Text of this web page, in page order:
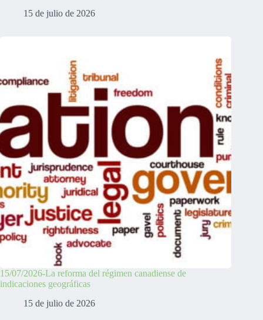
15 de julio de 2026
15/07/2026-La reforma del régimen canadiense de
indicaciones geográficas
15 de julio de 2026